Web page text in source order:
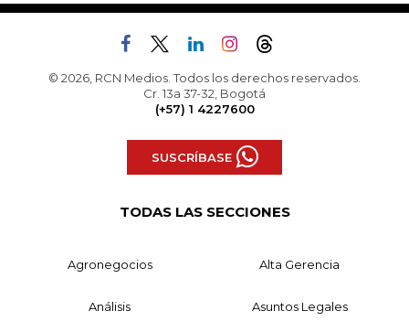
© 2026, RCN Medios. Todos los derechos reservados.
Cr. 13a 37-32, Bogotá
(+57) 1 4227600
SUSCRÍBASE
TODAS LAS SECCIONES
Agronegocios Alta Gerencia
Análisis Asuntos Legales